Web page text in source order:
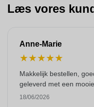
Læs vores
Anne-Marie
★★★★★
Makkelijk bestellen,
geleverd met een
18/06/2026